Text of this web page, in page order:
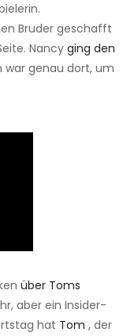
Bruder geschafft
Nancy ging den
war genau dort, um
über Toms
aber ein Insider-
hat Tom , der